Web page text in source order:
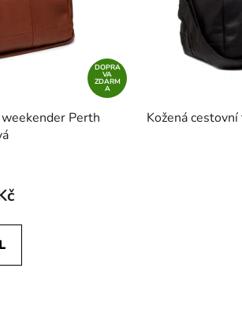
DOPRA
VA
ZDARM
A
Perth
Kožená